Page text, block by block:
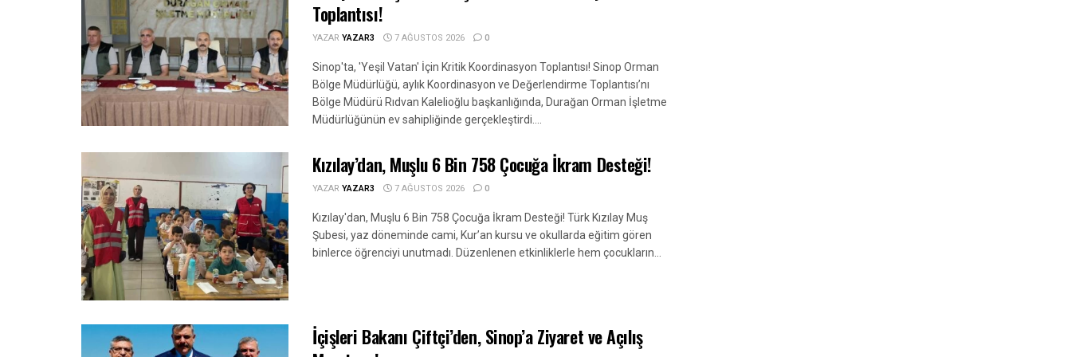
Toplantısı!
YAZAR YAZAR3 7 AĞUSTOS 2026 0
Sinop'ta, 'Yeşil Vatan' İçin Kritik Koordinasyon Toplantısı! Sinop Orman
Bölge Müdürlüğü, aylık Koordinasyon ve Değerlendirme Toplantısı’nı
Bölge Müdürü Rıdvan Kalelioğlu başkanlığında, Durağan Orman İşletme
Müdürlüğünün ev sahipliğinde gerçekleştirdi....
Kızılay’dan, Muşlu 6 Bin 758 Çocuğa İkram Desteği!
YAZAR YAZAR3 7 AĞUSTOS 2026 0
Kızılay'dan, Muşlu 6 Bin 758 Çocuğa İkram Desteği! Türk Kızılay Muş
Şubesi, yaz döneminde cami, Kur’an kursu ve okullarda eğitim gören
binlerce öğrenciyi unutmadı. Düzenlenen etkinliklerle hem çocukların...
İçişleri Bakanı Çiftçi’den, Sinop’a Ziyaret ve Açılış